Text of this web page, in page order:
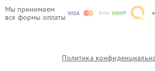
Мы принимаем
все формы оплаты
Политика